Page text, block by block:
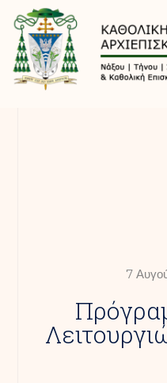
7